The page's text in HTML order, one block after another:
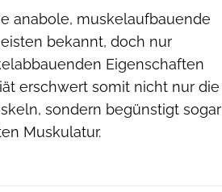
anabole, muskelaufbauende
bekannt, doch nur
Eigenschaften
erschwert somit nicht nur die
sondern begünstigt sogar
Muskulatur.